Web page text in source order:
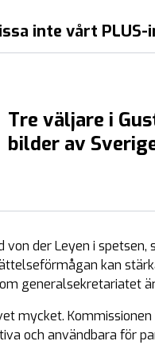
inte vårt PLUS-
Tre väljare i
bilder av
von der Leyen i spetsen,
kan
generalsekretariatet
mycket.
och användbara för